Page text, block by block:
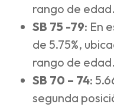
rango de edad.
SB 75 -79: En
de 5.75%,
rango de edad.
SB 70 – 74:
segunda